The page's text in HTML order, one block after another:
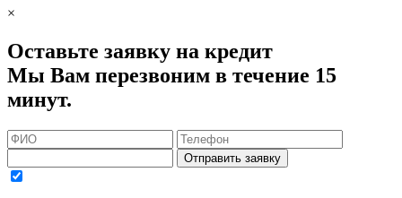
×
Оставьте заявку на кредит
Мы Вам перезвоним в течение 15
минут.
Отправить заявку